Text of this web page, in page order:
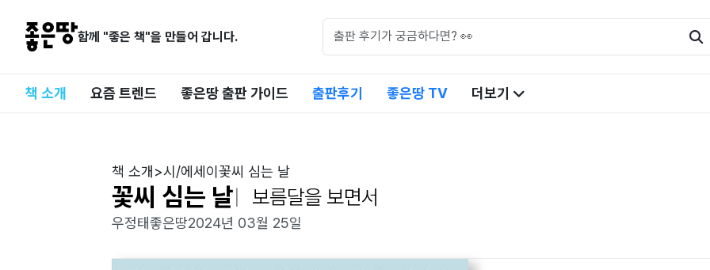
함께 "좋은 책"을 만들어 갑니다.
책 소개 요즘 트렌드 좋은땅 출판 가이드 출판후기 좋은땅 TV 더보기
책 소개 >시/에세이 꽃씨 심는 날
꽃씨 심는 날 보름달을 보면서
우정태좋은땅2024년 03월 25일